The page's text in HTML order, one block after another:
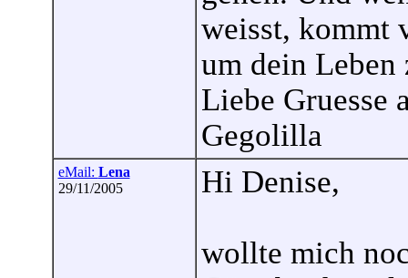
weisst, kommt
um dein Leben
Liebe Gruesse
Gegolilla
eMail: Lena
29/11/2005
Hi Denise,
wollte mich